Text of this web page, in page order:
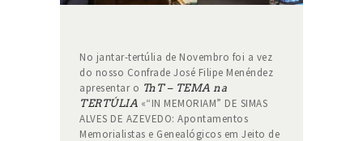
No jantar-tertúlia de Novembro foi a vez
do nosso Confrade José Filipe Menéndez
apresentar o TnT – TEMA na
TERTÚLIA «“IN MEMORIAM” DE SIMAS
ALVES DE AZEVEDO: Apontamentos
Memorialistas e Genealógicos em Jeito de